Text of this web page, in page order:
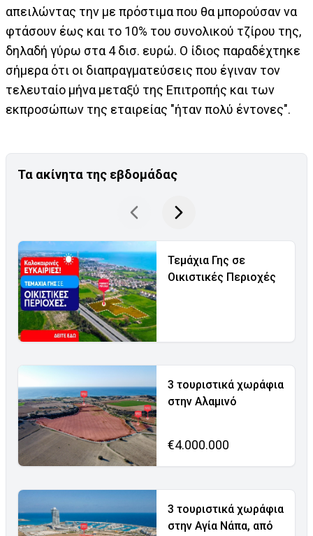
απειλώντας την με πρόστιμα που θα μπορούσαν να
φτάσουν έως και το 10% του συνολικού τζίρου της,
δηλαδή γύρω στα 4 δισ. ευρώ. Ο ίδιος παραδέχτηκε
σήμερα ότι οι διαπραγματεύσεις που έγιναν τον
τελευταίο μήνα μεταξύ της Επιτροπής και των
εκπροσώπων της εταιρείας "ήταν πολύ έντονες".
Τα ακίνητα της εβδομάδας
Τεμάχια Γης σε
Οικιστικές Περιοχές
3 τουριστικά χωράφια
στην Αλαμινό
€4.000.000
3 τουριστικά χωράφια
στην Αγία Νάπα, από